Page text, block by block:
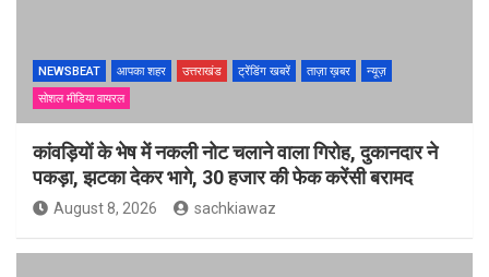
NEWSBEAT आपका शहर उत्तराखंड ट्रेंडिंग खबरें ताज़ा ख़बर
न्यूज़
सोशल मीडिया वायरल
कांवड़ियों के भेष में नकली नोट चलाने वाला गिरोह, दुकानदार ने
पकड़ा, झटका देकर भागे, 30 हजार की फेक करेंसी बरामद
August 8, 2026 sachkiawaz